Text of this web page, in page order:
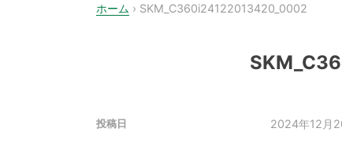
ホーム › SKM_C360i24122013420_0002
投稿日 2024年12月